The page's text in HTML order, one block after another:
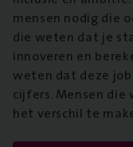
mensen nodig die
die weten dat je
innoveren en
weten dat deze
cijfers. Mensen
het verschil te